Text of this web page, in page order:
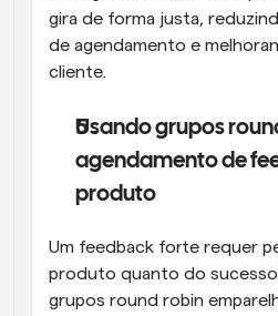
gira de forma justa,
de agendamento e
cliente.
Usando grupos
agendamento de
produto
Um feedback forte requer
produto quanto do
grupos round robin